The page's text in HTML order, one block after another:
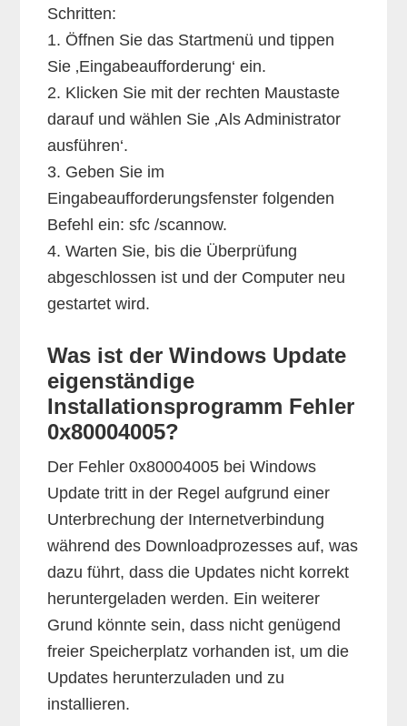
Schritten:
1. Öffnen Sie das Startmenü und tippen
Sie ‚Eingabeaufforderung‘ ein.
2. Klicken Sie mit der rechten Maustaste
darauf und wählen Sie ‚Als Administrator
ausführen‘.
3. Geben Sie im
Eingabeaufforderungsfenster folgenden
Befehl ein: sfc /scannow.
4. Warten Sie, bis die Überprüfung
abgeschlossen ist und der Computer neu
gestartet wird.
Was ist der Windows Update
eigenständige
Installationsprogramm Fehler
0x80004005?
Der Fehler 0x80004005 bei Windows
Update tritt in der Regel aufgrund einer
Unterbrechung der Internetverbindung
während des Downloadprozesses auf, was
dazu führt, dass die Updates nicht korrekt
heruntergeladen werden. Ein weiterer
Grund könnte sein, dass nicht genügend
freier Speicherplatz vorhanden ist, um die
Updates herunterzuladen und zu
installieren.